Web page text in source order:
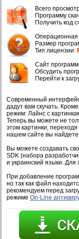
Всего
Программу
Получить код
Операционная
Размер
Тип лицензии:
Cайт
Обсудить
Перейти к
Современный
дадут вам скучать.
режим: Лайнс с
Теперь вы можете не
этом картинки,
нашем сайте вы найдете
Вы можете создавать
SDK (набора
и украинский языки.
При добавление
но так как файл
рекомендуем перед
режиме On-Line